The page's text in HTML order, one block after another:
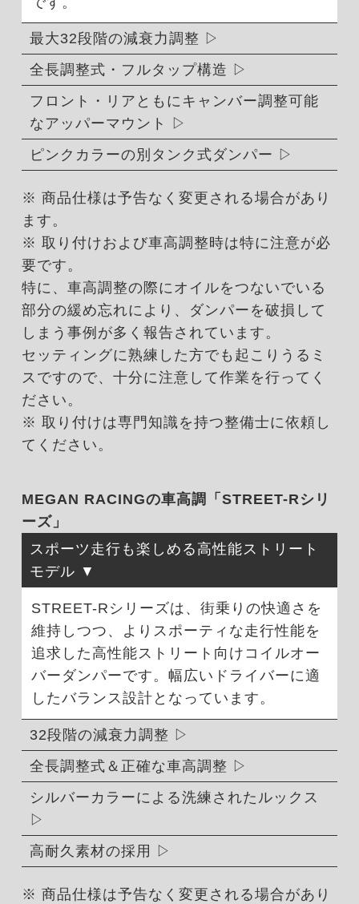
最大32段階の減衰力調整
全長調整式・フルタップ構造
フロント・リアともにキャンバー調整可能
なアッパーマウント
ピンクカラーの別タンク式ダンパー
※ 商品仕様は予告なく変更される場合があり
ます。
※ 取り付けおよび車高調整時は特に注意が必
要です。
特に、車高調整の際にオイルをつないでいる
部分の緩め忘れにより、ダンパーを破損して
しまう事例が多く報告されています。
セッティングに熟練した方でも起こりうるミ
スですので、十分に注意して作業を行ってく
ださい。
※ 取り付けは専門知識を持つ整備士に依頼し
てください。
MEGAN RACINGの車高調「STREET-Rシリ
ーズ」
スポーツ走行も楽しめる高性能ストリート
モデル
STREET-Rシリーズは、街乗りの快適さを
維持しつつ、よりスポーティな走行性能を
追求した高性能ストリート向けコイルオー
バーダンパーです。幅広いドライバーに適
したバランス設計となっています。
32段階の減衰力調整
全長調整式＆正確な車高調整
シルバーカラーによる洗練されたルックス
高耐久素材の採用
※ 商品仕様は予告なく変更される場合があり